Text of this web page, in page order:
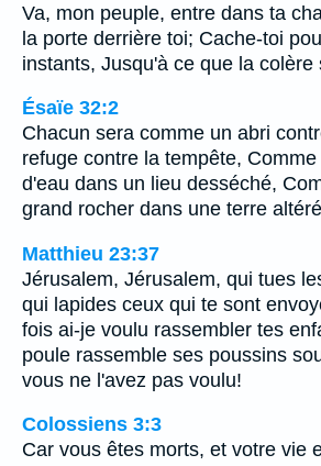
Va, mon peuple, entre dans ta
la porte derrière toi; Cache-toi
instants, Jusqu'à ce que la colère
Ésaïe 32:2
Chacun sera comme un abri
refuge contre la tempête,
d'eau dans un lieu desséché,
grand rocher dans une terre
Matthieu 23:37
Jérusalem, Jérusalem, qui tues
qui lapides ceux qui te sont
fois ai-je voulu rassembler tes
poule rassemble ses poussins
vous ne l'avez pas voulu!
Colossiens 3:3
Car vous êtes morts, et votre vie